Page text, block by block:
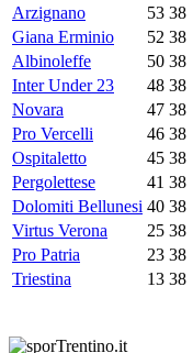
Arzignano
53 38
Giana Erminio
52 38
Albinoleffe
50 38
Inter Under 23
48 38
Novara
47 38
Pro Vercelli
46 38
Ospitaletto
45 38
Pergolettese
41 38
Dolomiti Bellunesi 40 38
Virtus Verona
25 38
Pro Patria
23 38
Triestina
13 38